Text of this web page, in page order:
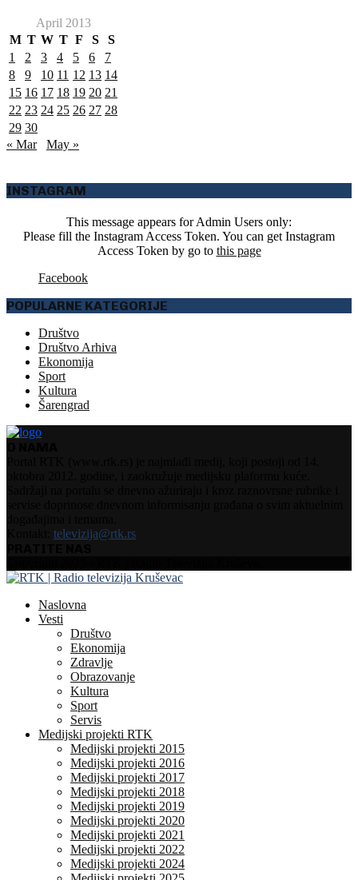
April 2013
M T W T F S
S
1
2 3 4 5 6
7
8
9 10 11 12 13 14
15 16 17 18 19 20 21
22 23 24 25 26 27 28
29 30
« Mar
May »
INSTAGRAM
This message appears for Admin Users only:
Please fill the Instagram Access Token. You can get Instagram
Access Token by go to this page
Facebook
POPULARNE KATEGORIJE
Društvo
Društvo Arhiva
Ekonomija
Sport
Kultura
Šarengrad
televizija@rtk.rs
Naslovna
Vesti
Društvo
Ekonomija
Zdravlje
Obrazovanje
Kultura
Sport
Servis
Medijski projekti RTK
Medijski projekti 2015
Medijski projekti 2016
Medijski projekti 2017
Medijski projekti 2018
Medijski projekti 2019
Medijski projekti 2020
Medijski projekti 2021
Medijski projekti 2022
Medijski projekti 2024